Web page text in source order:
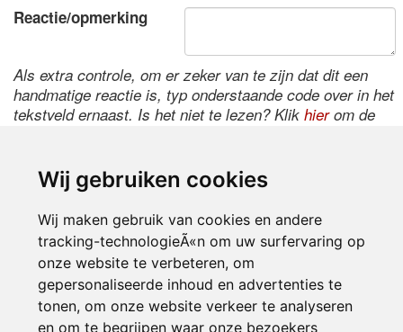
Wij gebruiken cookies
Wij maken gebruik van cookies en andere
tracking-technologieÃ«n om uw surfervaring op
onze website te verbeteren, om
gepersonaliseerde inhoud en advertenties te
tonen, om onze website verkeer te analyseren
en om te begrijpen waar onze bezoekers
Reactie/opmerking
Als extra controle, om er zeker van te zijn dat dit een
handmatige reactie is, typ onderstaande code over in het
tekstveld ernaast. Is het niet te lezen? Klik hierom de